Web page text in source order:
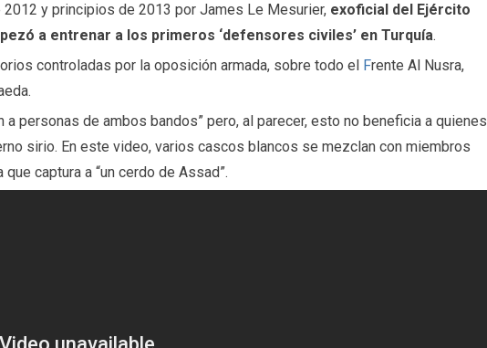
2012 y principios de 2013 por James Le Mesurier, exoficial del Ejército
a entrenar a los primeros ‘defensores civiles’ en Turquía.
controladas por la oposición armada, sobre todo el
Frente Al Nusra,
a personas de ambos bandos” pero, al parecer, esto no beneficia a quienes
sirio. En este video, varios cascos blancos se mezclan con miembros
que captura a “un cerdo de Assad”.